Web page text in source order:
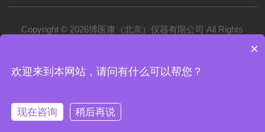
Copyright © 2026博医康（北京）仪器有限公司 All Rights
京公网安备 11011102002194号
×
欢迎来到本网站，请问有什么可以帮您？
现在咨询 稍后再说